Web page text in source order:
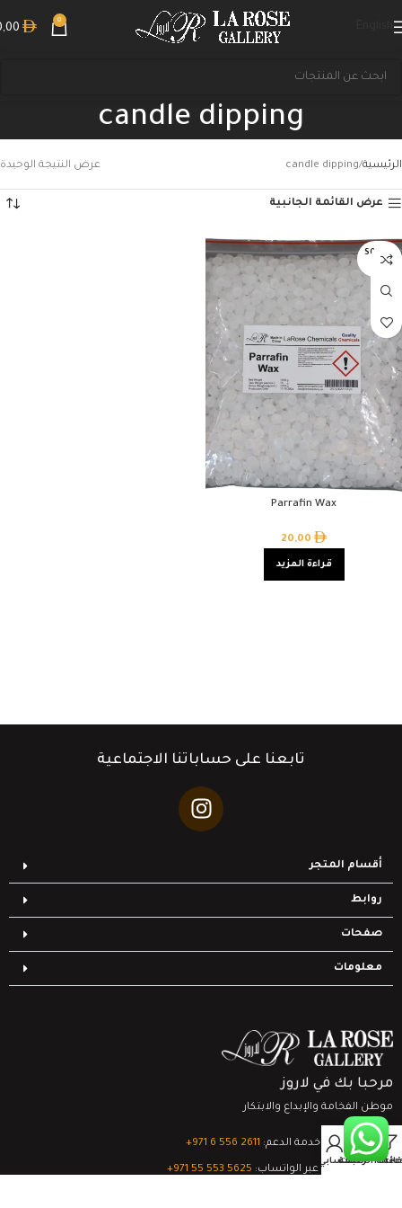
0
candle dipping
الرئيسية candle dipping عرض النتيجة الوحيدة
عرض القائمة الجانبية
SOLD O
UT
Parrafin Wax
20,00
قراءة المزيد
تابعنا على حساباتنا الاجتماعية
أقسام المتجر
روابط
صفحات
معلومات
مرحبا بك في لاروز
موطن الفخامة والإبداع والابتكار
تواصل مع خدمة الدعم: ‎+971 6 556 2611
الدعم الفني عبر الواتساب: ‎+971 55 553 5625
قائمة الرغبات
0
السلةحسابي